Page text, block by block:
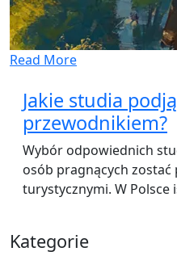
Read More
Jakie studia
przewodnikiem?
Wybór odpowiednich
osób pragnących
turystycznymi. W Polsce
Kategorie